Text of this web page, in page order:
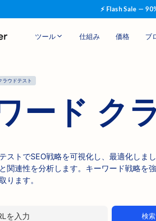
⚡ Flash Sale —
ツール 仕組み 価格 ブ
ラウドテスト
ード ク
ストでSEO戦略を可視化し、最適化しま
関連性を分析します。キーワード戦略を
ります。
検索